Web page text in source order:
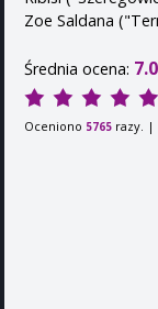
Zoe Saldana
Średnia ocena: 7.0
Oceniono 5765 razy. |